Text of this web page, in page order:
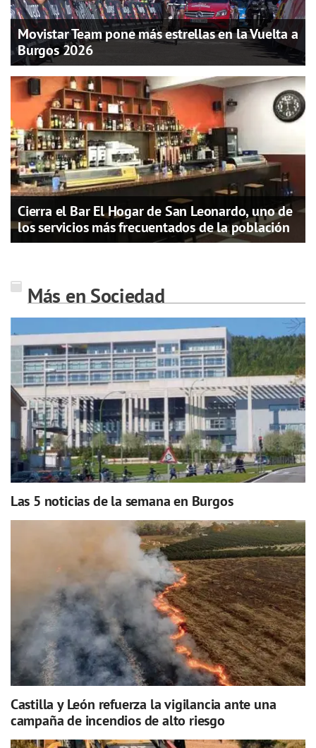
Movistar Team pone más estrellas en la Vuelta a
Burgos 2026
Cierra el Bar El Hogar de San Leonardo, uno de
los servicios más frecuentados de la población
Más en Sociedad
Las 5 noticias de la semana en Burgos
Castilla y León refuerza la vigilancia ante una
campaña de incendios de alto riesgo